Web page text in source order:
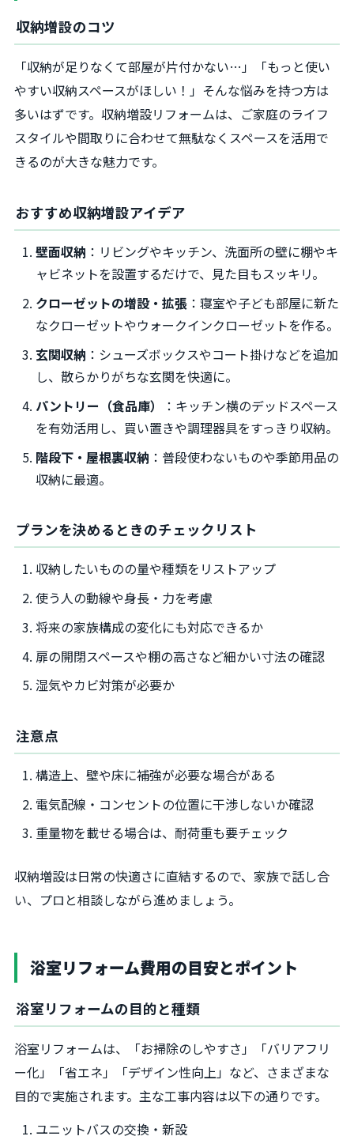
収納増設のコツ
「収納が足りなくて部屋が片付かない…」「もっと使い
やすい収納スペースがほしい！」そんな悩みを持つ方は
多いはずです。収納増設リフォームは、ご家庭のライフ
スタイルや間取りに合わせて無駄なくスペースを活用で
きるのが大きな魅力です。
おすすめ収納増設アイデア
壁面収納 ：リビングやキッチン、洗面所の壁に棚やキ
ャビネットを設置するだけで、見た目もスッキリ。
クローゼットの増設・拡張 ：寝室や子ども部屋に新た
なクローゼットやウォークインクローゼットを作る。
玄関収納 ：シューズボックスやコート掛けなどを追加
し、散らかりがちな玄関を快適に。
パントリー（食品庫）
：キッチン横のデッドスペース
を有効活用し、買い置きや調理器具をすっきり収納。
階段下・屋根裏収納 ：普段使わないものや季節用品の
収納に最適。
プランを決めるときのチェックリスト
収納したいものの量や種類をリストアップ
使う人の動線や身長・力を考慮
将来の家族構成の変化にも対応できるか
扉の開閉スペースや棚の高さなど細かい寸法の確認
湿気やカビ対策が必要か
注意点
構造上、壁や床に補強が必要な場合がある
電気配線・コンセントの位置に干渉しないか確認
重量物を載せる場合は、耐荷重も要チェック
収納増設は日常の快適さに直結するので、家族で話し合
い、プロと相談しながら進めましょう。
浴室リフォーム費用の目安とポイント
浴室リフォームの目的と種類
浴室リフォームは、「お掃除のしやすさ」「バリアフリ
ー化」「省エネ」「デザイン性向上」など、さまざまな
目的で実施されます。主な工事内容は以下の通りです。
ユニットバスの交換・新設